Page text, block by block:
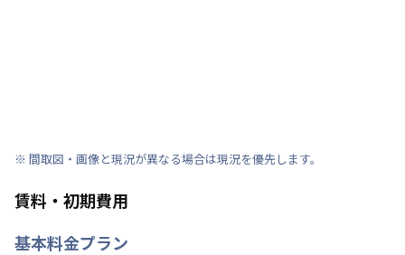
※ 間取図・画像と現況が異なる場合は現況を優先します。
賃料・初期費用
基本料金プラン